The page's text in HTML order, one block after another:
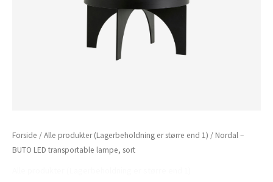
Forside /Alle produkter (Lagerbeholdning er større end 1) / Nordal –
BUTO LED transportable lampe, sort